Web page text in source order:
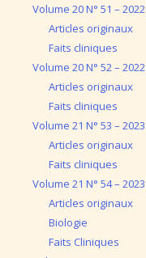
Volume 20 N° 51 – 2022
Articles originaux
Faits cliniques
Volume 20 N° 52 – 2022
Articles originaux
Faits cliniques
Volume 21 N° 53 – 2023
Articles originaux
Faits cliniques
Volume 21 N° 54 – 2023
Articles originaux
Biologie
Faits Cliniques